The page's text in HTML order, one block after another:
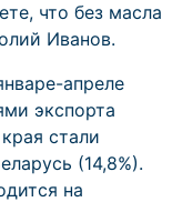
что без масла
Иванов.
апреле
экспорта
стали
(14,8%).
на